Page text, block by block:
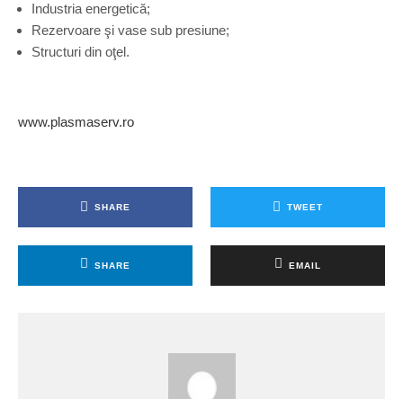
Industria energetică;
Rezervoare şi vase sub presiune;
Structuri din oţel.
www.plasmaserv.ro
SHARE TWEET
SHARE EMAIL